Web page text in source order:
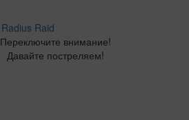
Переключите внимание!
Давайте постреляем!